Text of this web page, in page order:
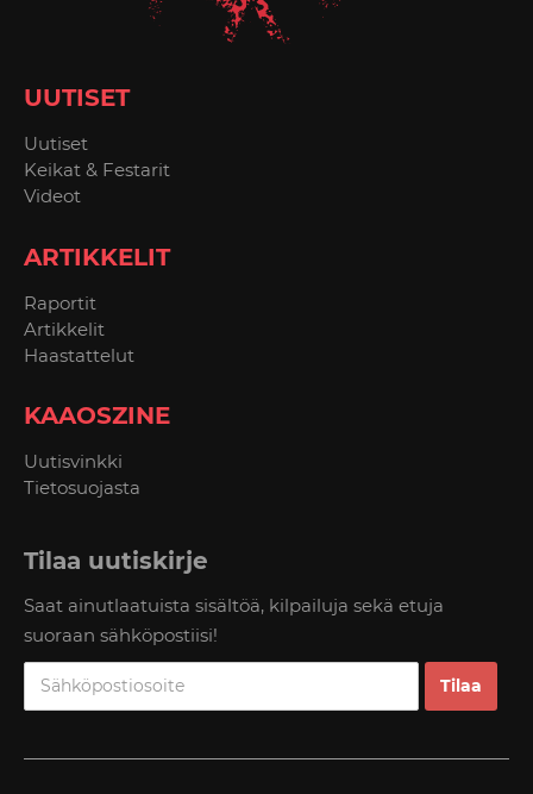
UUTISET
Uutiset
Keikat & Festarit
Videot
ARTIKKELIT
Raportit
Artikkelit
Haastattelut
KAAOSZINE
Uutisvinkki
Tietosuojasta
Tilaa uutiskirje
Saat ainutlaatuista sisältöä, kilpailuja sekä etuja
suoraan sähköpostiisi!